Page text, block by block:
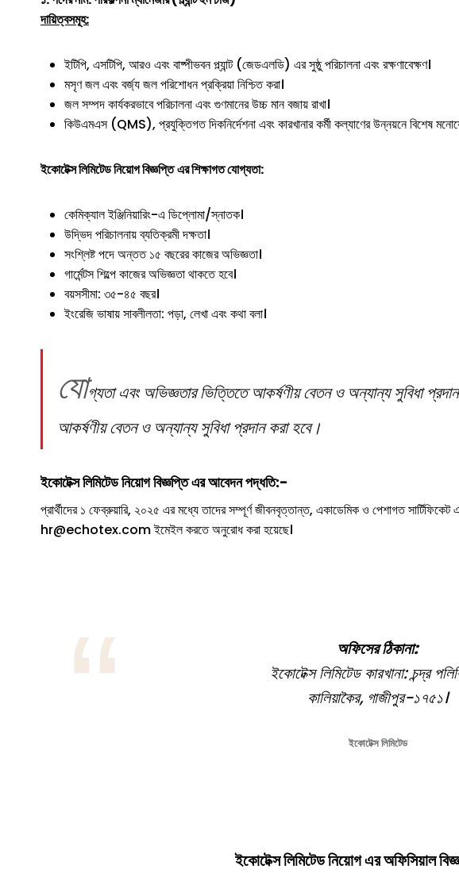
দায়িত্বসমূহ:
ইটিপি, এসটিপি, আরও এবং বাষ্পীভবন প্ল্যান্ট (জেডএলডি) এর সুষ্ঠু পরিচালনা এবং রক্ষণাবেক্ষণ।
মসৃণ জল এবং বর্জ্য জল পরিশোধন প্রক্রিয়া নিশ্চিত করা।
জল সম্পদ কার্যকরভাবে পরিচালনা এবং গুণমানের উচ্চ মান বজায় রাখা।
কিউএমএস (QMS), প্রযুক্তিগত দিকনির্দেশনা এবং কারখানার কর্মী কল্যাণের উন্নয়নে বিশেষ
ইকোটেক্স লিমিটেডনিয়োগ বিজ্ঞপ্তিএর শিক্ষাগত যোগ্যতা:
কেমিক্যাল ইঞ্জিনিয়ারিং-এ ডিপ্লোমা/স্নাতক।
উদ্ভিদ পরিচালনায় ব্যতিক্রমী দক্ষতা।
সংশ্লিষ্ট পদে অন্তত ১৫ বছরের কাজের অভিজ্ঞতা।
গার্মেন্টস শিল্পে কাজের অভিজ্ঞতা থাকতে হবে।
বয়সসীমা: ৩৫-৪৫ বছর।
ইংরেজি ভাষায় সাবলীলতা: পড়া, লেখা এবং কথা বলা।
যোগ্যতা এবং অভিজ্ঞতার ভিত্তিতে আকর্ষণীয় বেতন ও অন্যান্য সুবিধা
আকর্ষণীয় বেতন ও অন্যান্য সুবিধা প্রদান করা হবে।
ইকোটেক্স লিমিটেডনিয়োগ বিজ্ঞপ্তিএরআবেদন পদ্ধতি:-
প্রার্থীদের ১ ফেব্রুয়ারি, ২০২৫ এর মধ্যে তাদের সম্পূর্ণ জীবনবৃত্তান্ত, একাডেমিক ও পেশাগত সার্টিফিকেট
hr@echotex.com ইমেইল করতে অনুরোধ করা হয়েছে।
অফিসের ঠিকানা:
ইকোটেক্স লিমিটেড কারখানা: চন্দ্র
কালিয়াকৈর, গাজীপুর-১৭৫১।
ইকোটেক্স লিমিটেড
ইকোটেক্স লিমিটেডনিয়োগএর অফিসিয়াল